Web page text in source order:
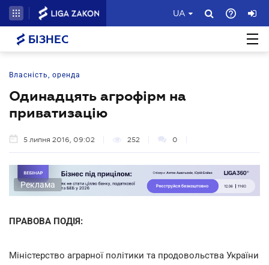
UA
БІЗНЕС
Власність, оренда
Одинадцять агрофірм на
приватизацію
5 липня 2016, 09:02 252 0
Реклама
ПРАВОВА ПОДІЯ:
Міністерство аграрної політики та продовольства України